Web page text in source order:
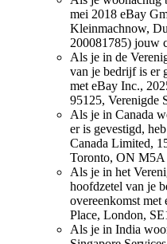
mei 2018 eBay
Kleinmachnow,
200081785) jouw
Als je in de
van je bedrijf is er
met eBay Inc.,
95125, Verenigde
Als je in Canada
er is gevestigd,
Canada Limited,
Toronto, ON M5A
Als je in het
hoofdzetel van je
overeenkomst
Place, London,
Als je in India